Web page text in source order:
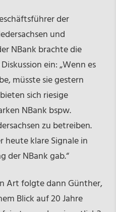
der
und
NBank brachte die
ein: „Wenn es
müsste sie gestern
sich riesige
NBank bspw.
zu betreiben.
heute klare Signale in
der NBank gab.“
Art folgte dann Günther,
Blick auf 20 Jahre